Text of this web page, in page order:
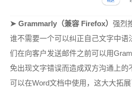
➤ Grammarly（兼容 Firefox） 强烈
谁不需要一个可以纠正自己文字中语
们在向客户发送邮件之前可以用
免出现文字错误而造成双方沟通上的
可以在Word文档中使用，这大大拓